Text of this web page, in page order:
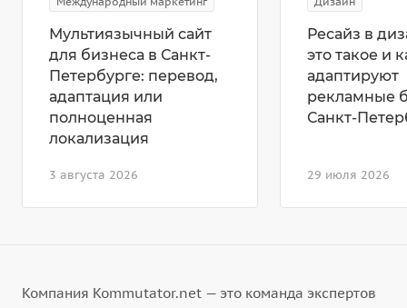
3 августа 2026
Мультиязычный сайт
для бизнеса в Санкт-
Петербурге: перевод,
адаптация или
полноценная
локализация
29 июля 2026
Ресайз в
это такое и
адаптируют
рекламные
Санкт-
Компания Kommutator.net — это команда экспертов